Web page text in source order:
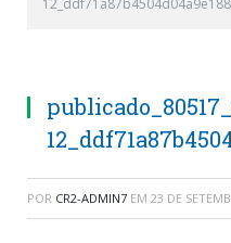
POR CR2-ADMIN7 EM 23 DE